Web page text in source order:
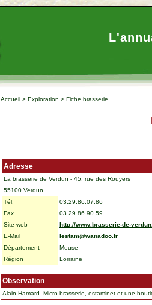
Accueil > Exploration > Fiche brasserie
Adresse
La brasserie de Verdun - 45, rue des Rouyers
55100 Verdun
Tél.
03.29.86.07.86
Fax
03.29.86.90.59
Site web
http://www.brasserie-de-
E-Mail
lestam@wanadoo.fr
Département
Meuse
Région
Lorraine
Observation
Alain Hamard. Micro-brasserie, estaminet et une